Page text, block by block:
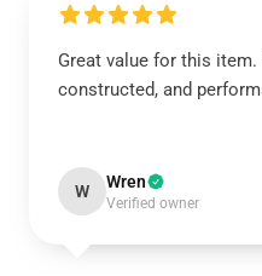
Great value for this item.
constructed, and
W Wren
Verified owner